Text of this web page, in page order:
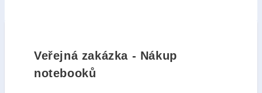
Veřejná zakázka - Nákup
notebooků